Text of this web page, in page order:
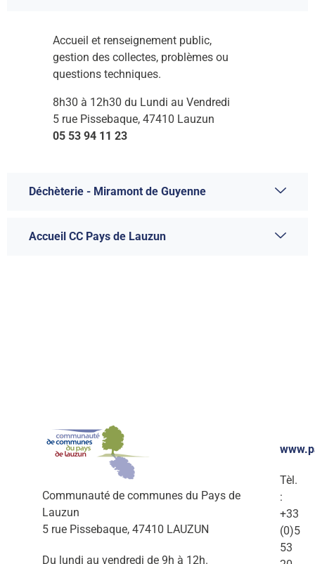
Accueil et renseignement public,
gestion des collectes, problèmes ou
questions techniques.
8h30 à 12h30 du Lundi au Vendredi
5 rue Pissebaque, 47410 Lauzun
05 53 94 11 23
Déchèterie - Miramont de Guyenne
Accueil CC Pays de Lauzun
Communauté de communes du Pays de
Lauzun
5 rue Pissebaque, 47410 LAUZUN
Du lundi au vendredi de 9h à 12h.
Tèl.
:
+33
(0)5
53